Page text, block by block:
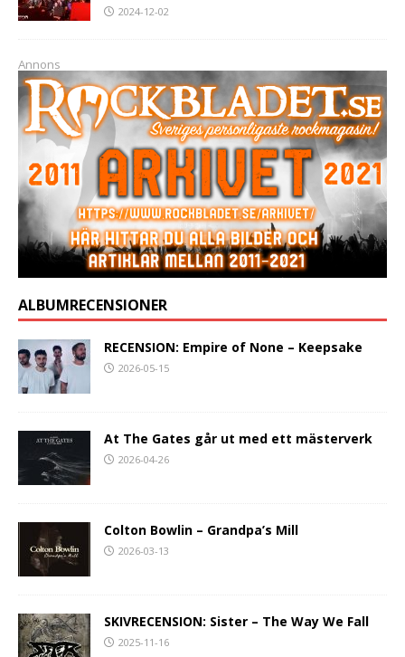
2024-12-02
Annons
ALBUMRECENSIONER
RECENSION: Empire of None – Keepsake
2026-05-15
At The Gates går ut med ett mästerverk
2026-04-26
Colton Bowlin – Grandpa’s Mill
2026-03-13
SKIVRECENSION: Sister – The Way We Fall
2025-11-16